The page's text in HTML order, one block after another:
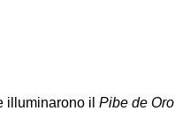
illuminarono il Pibe de Oro